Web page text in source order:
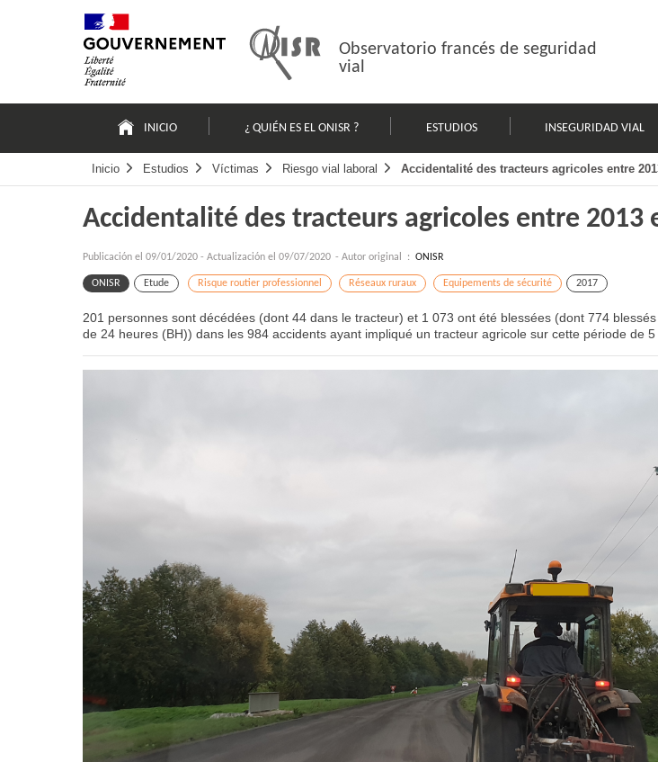
Observatorio francés de seguridad
vial
principale
INICIO ¿ QUIÉN ES EL ONISR ? ESTUDIOS INSEGURIDAD VIAL
Inicio Estudios Víctimas Riesgo vial laboral Accidentalité des tracteurs agricoles entre
Accidentalité des tracteurs agricoles entre 2013
Publicación el 09/01/2020 - Actualización el 09/07/2020 - Autor original : ONISR
ONISR Etude Risque routier professionnel Réseaux ruraux Equipements de sécurité 2017
201 personnes sont décédées (dont 44 dans le tracteur) et 1 073 ont été blessées (dont 774
de 24 heures (BH)) dans les 984 accidents ayant impliqué un tracteur agricole sur cette période de 5